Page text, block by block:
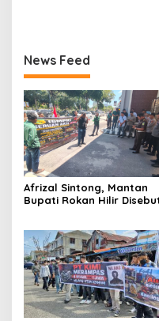
News Feed
Afrizal Sintong, Mantan
Bupati Rokan Hilir
Desak Usut Dividen
Miliar